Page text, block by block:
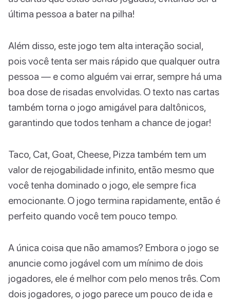
última pessoa a bater na pilha!
Além disso, este jogo tem alta interação social,
pois você tenta ser mais rápido que qualquer outra
pessoa — e como alguém vai errar, sempre há uma
boa dose de risadas envolvidas. O texto nas cartas
também torna o jogo amigável para daltônicos,
garantindo que todos tenham a chance de jogar!
Taco, Cat, Goat, Cheese, Pizza também tem um
valor de rejogabilidade infinito, então mesmo que
você tenha dominado o jogo, ele sempre fica
emocionante. O jogo termina rapidamente, então é
perfeito quando você tem pouco tempo.
A única coisa que não amamos? Embora o jogo se
anuncie como jogável com um mínimo de dois
jogadores, ele é melhor com pelo menos três. Com
dois jogadores, o jogo parece um pouco de ida e